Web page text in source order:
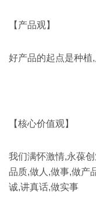
【产品观】
好产品的起点是种植
【核心价值观】
我们满怀激情,永葆
品质,做人,做事,做产
诚,讲真话,做实事